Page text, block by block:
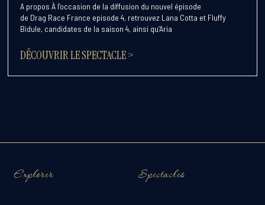
A propos À l’occasion de la diffusion du nouvel épisode
de Drag Race France episode 4, retrouvez Lana Cotta et Fluffy
Bidule, candidates de la saison 4, ainsi qu’Aria
DÉCOUVRIR LE SPECTACLE >
Explorer Spectacles